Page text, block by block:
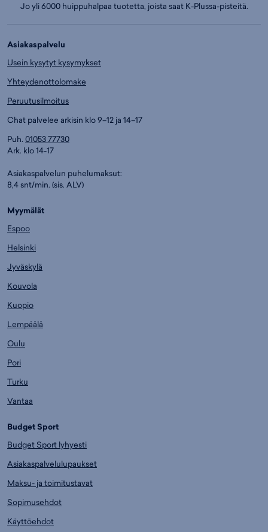
Jo yli 6000 huippuhalpaa tuotetta, joista saat K-Plussa-pisteitä.
Asiakaspalvelu
Usein kysytyt kysymykset
Yhteydenottolomake
Peruutusilmoitus
Chat palvelee arkisin klo 9–12 ja 14–17
Puh. 01053 77730
Ark. klo 14-17
Asiakaspalvelun puhelumaksut:
8,4 snt/min. (sis. ALV)
Myymälät
Espoo
Helsinki
Jyväskylä
Kouvola
Kuopio
Lempäälä
Oulu
Pori
Turku
Vantaa
Budget Sport
Budget Sport lyhyesti
Asiakaspalvelulupaukset
Maksu- ja toimitustavat
Sopimusehdot
Käyttöehdot